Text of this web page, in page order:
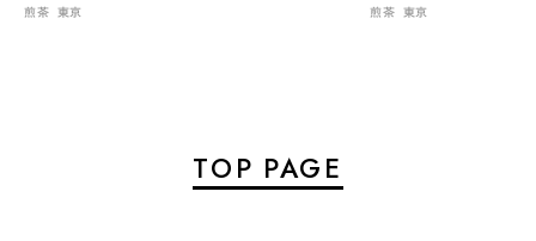
煎茶 東京
煎茶 東京
TOP PAGE